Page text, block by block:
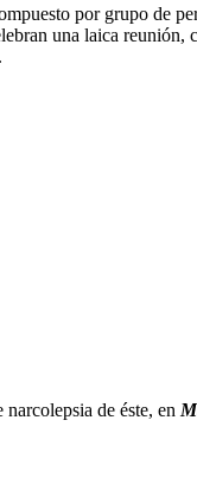
por grupo de
una laica reunión,
de éste, en